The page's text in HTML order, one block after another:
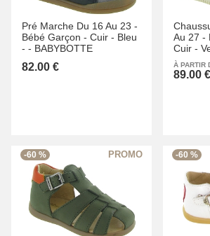
Pré Marche Du 16 Au 23 -
Bébé Garçon - Cuir - Bleu
- - BABYBOTTE
82.00 €
Au 27 -
Cuir -
À PARTIR
89.00 €
-60 % -60 %